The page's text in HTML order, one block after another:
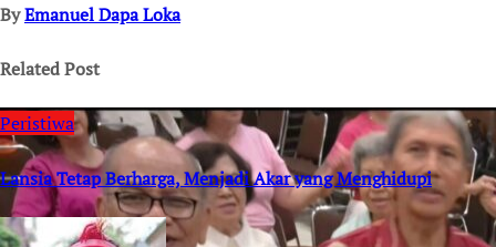
ByEmanuel Dapa Loka
Related Post
Peristiwa
Lansia Tetap Berharga, Menjadi Akar yang Menghidupi